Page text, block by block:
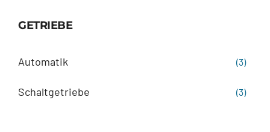
GETRIEBE
Automatik (3)
Schaltgetriebe (3)